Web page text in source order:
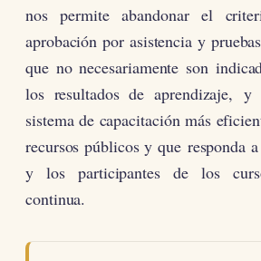
nos permite abandonar el
aprobación por asistencia y
que no necesariamente son
los resultados de aprendizaje, y
sistema de capacitación más
recursos públicos y que responda
y los participantes de los
continua.